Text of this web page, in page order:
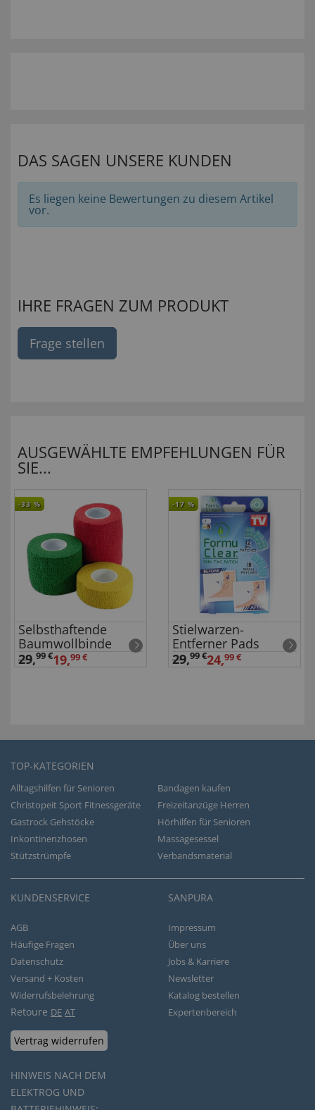
DAS SAGEN UNSERE KUNDEN
Es liegen keine Bewertungen zu diesem Artikel
vor.
IHRE FRAGEN ZUM PRODUKT
Frage stellen
AUSGEWÄHLTE EMPFEHLUNGEN FÜR
SIE...
-33 %
Selbsthaftende
Baumwollbinde
29,99 €19,99 €
-17 %
Stielwarzen-
Entferner Pads
29,99 €24,99 €
TOP-KATEGORIEN
Alltagshilfen für Senioren
Bandagen kaufen
Christopeit Sport Fitnessgeräte
Freizeitanzüge Herren
Gastrock Gehstöcke
Hörhilfen für Senioren
Inkontinenzhosen
Massagesessel
Stützstrümpfe
Verbandsmaterial
KUNDENSERVICE
AGB
Häufige Fragen
Datenschutz
Versand + Kosten
Widerrufsbelehrung
Retoure DE AT
Vertrag widerrufen
HINWEIS NACH DEM
ELEKTROG UND
SANPURA
Impressum
Über uns
Jobs & Karriere
Newsletter
Katalog bestellen
Expertenbereich